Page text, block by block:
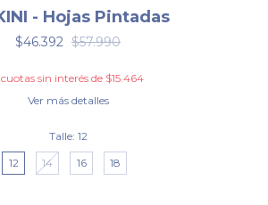
- Hojas Pintadas
$46.392 $57.990
cuotas sin interés de $15.464
Ver más detalles
Talle: 12
12
14 16 18